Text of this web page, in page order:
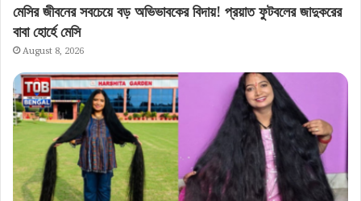
মেসির জীবনের সবচেয়ে বড় অভিভাবকের বিদায়! প্রয়াত ফুটবলের জাদুকরের
বাবা হোর্হে মেসি
August 8, 2026